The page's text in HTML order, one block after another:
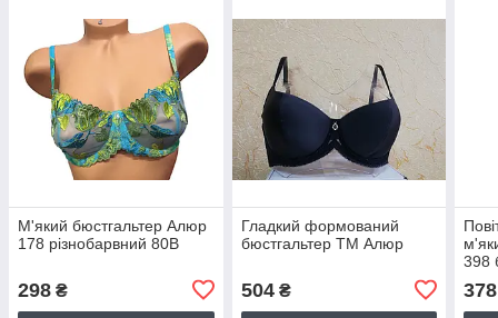
М'який бюстгальтер Алюр
178 різнобарвний 80В
298 ₴
Гладкий формований
бюстгальтер ТМ Алюр
504₴
398
378